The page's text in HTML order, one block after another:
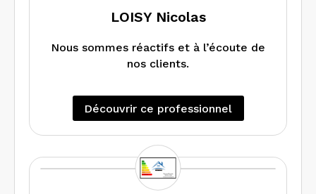
LOISY Nicolas
Nous sommes réactifs et à l’écoute de
nos clients.
Découvrir ce professionnel